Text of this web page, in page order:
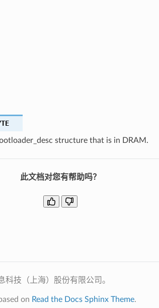
structure that is in DRAM.
此文档对您有帮助吗？
技（上海）股份有限公司。
on Read the Docs Sphinx Theme.